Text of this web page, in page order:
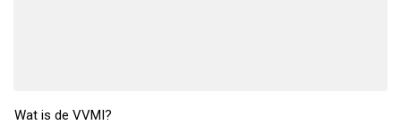
Wat is de VVMI?